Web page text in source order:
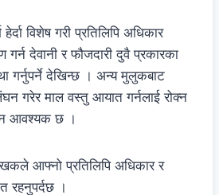
विशेष गरी प्रतिलिपि अधिकार
गर्न देवानी र फौजदारी दुवै प्रकारका
गर्नुपर्ने देखिन्छ । अन्य मुलुकबाट
गरेर माल वस्तु आयात गर्नलाई रोक्न
आवश्यक छ ।
आफ्नो प्रतिलिपि अधिकार र
रहनुपर्दछ ।